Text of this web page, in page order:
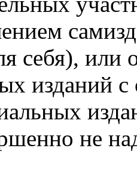
себя), или
изданий
не